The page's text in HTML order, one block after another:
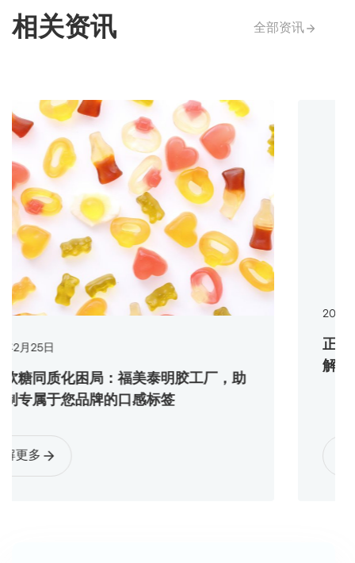
相关资讯 全部资讯
化困局：福美泰明胶工厂，助
您品牌的口感标签
月29
正在寻找软
解决方案，
了解更多